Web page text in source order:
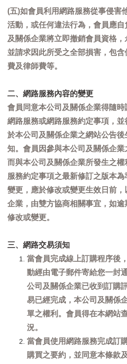
(五)如會員利用網路服務從事侵害
活動，或任何違法行為，會員應自
及關係企業將立即撤銷會員資格，
並請求因此所受之全部損害，包
費及律師費等。
二、網路服務內容的變更
會員同意本公司及關係企業得隨
網路服務或網路服務約定事項，並
於本公司及關係企業之網站公告
知。會員因參與本公司及關係企業
而與本公司及關係企業所發生之
服務約定事項之最新修訂之版本
變更，應於修改或變更生效日前
企業，由雙方協商相關事宜，如
修改或變更。
三、網路交易須知
當會員完成線上訂購程序後
動經由電子郵件寄給您一封
公司及關係企業已收到訂購
易已經完成，本公司及關係
單之權利。會員得在本網站
況。
當會員使用網路服務完成訂
購買之要約，並同意本條款